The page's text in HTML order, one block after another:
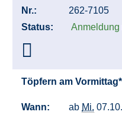
Nr.:
262-7105
Status:
Anmeldung
Töpfern am Vormittag*
Wann: ab Mi.